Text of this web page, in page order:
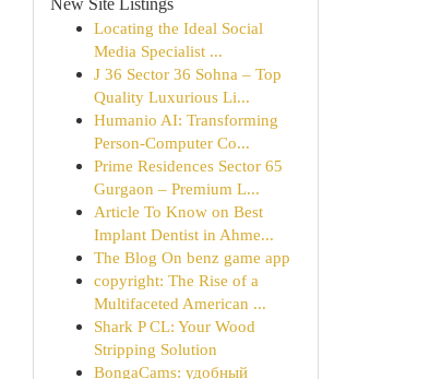
New Site Listings
Locating the Ideal Social
Media Specialist ...
J 36 Sector 36 Sohna – Top
Quality Luxurious Li...
Humanio AI: Transforming
Person-Computer Co...
Prime Residences Sector 65
Gurgaon – Premium L...
Article To Know on Best
Implant Dentist in Ahme...
The Blog On benz game app
copyright: The Rise of a
Multifaceted American ...
Shark P CL: Your Wood
Stripping Solution
BongaCams: удобный